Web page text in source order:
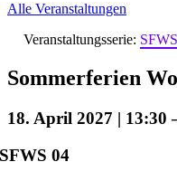
Alle Veranstaltungen
Veranstaltungsserie:
Sommerferien
18. April 2027 | 13:30
SFWS 04